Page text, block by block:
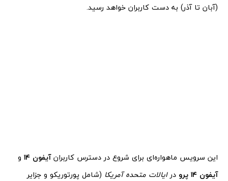
(آبان تا آذر) به دست کاربران خواهد رسید.
این سرویس ماهواره‌ای برای شروع در دسترس کاربرانآیفون ۱۴
و
آیفون ۱۴ پرو
درایالات متحده آمریکا (شامل پورتوریکو و جزایر